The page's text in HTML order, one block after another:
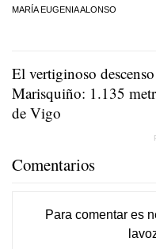
MARÍA EUGENIA ALONSO
El vertiginoso
Marisquiño: 1.135
de Vigo
Comentarios
Para comentar es